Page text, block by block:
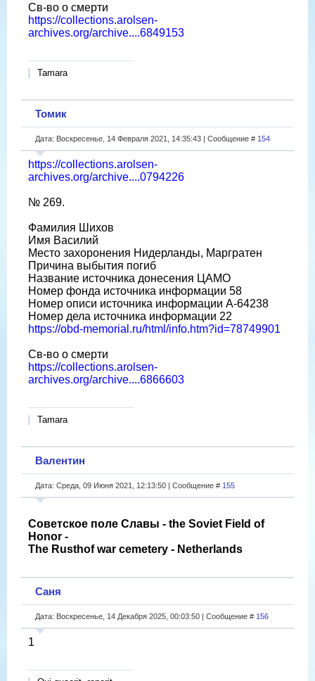
Св-во о смерти
https://collections.arolsen-
archives.org/archive....6849153
Tamara
Томик
Дата: Воскресенье, 14 Февраля 2021, 14:35:43 | Сообщение # 154
https://collections.arolsen-
archives.org/archive....0794226
№ 269.
Фамилия Шихов
Имя Василий
Место захоронения Нидерланды, Маргратен
Причина выбытия погиб
Название источника донесения ЦАМО
Номер фонда источника информации 58
Номер описи источника информации A-64238
Номер дела источника информации 22
https://obd-memorial.ru/html/info.htm?id=78749901
Св-во о смерти
https://collections.arolsen-
archives.org/archive....6866603
Tamara
Валентин
Дата: Среда, 09 Июня 2021, 12:13:50 | Сообщение # 155
Советское поле Славы - the Soviet Field of
Honor -
The Rusthof war cemetery - Netherlands
Саня
Дата: Воскресенье, 14 Декабря 2025, 00:03:50 | Сообщение # 156
1